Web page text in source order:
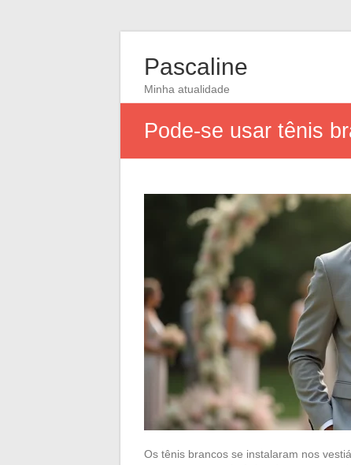
Pascaline
Minha atualidade
Pode-se usar tênis
Os tênis brancos se instalaram nos